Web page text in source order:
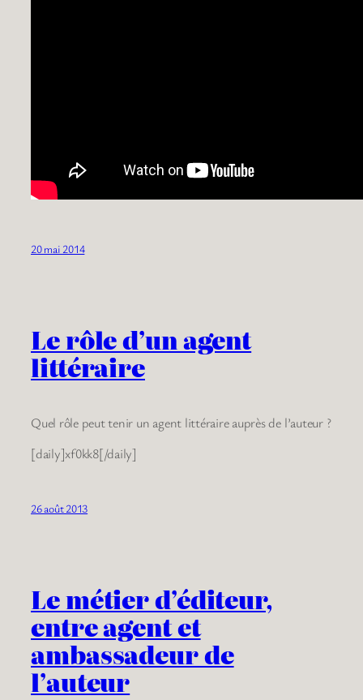
20 mai 2014
Le rôle d’un agent
littéraire
Quel rôle peut tenir un agent littéraire auprès de l’auteur ?
[daily]xf0kk8[/daily]
26 août 2013
Le métier d’éditeur,
entre agent et
ambassadeur de
l’auteur